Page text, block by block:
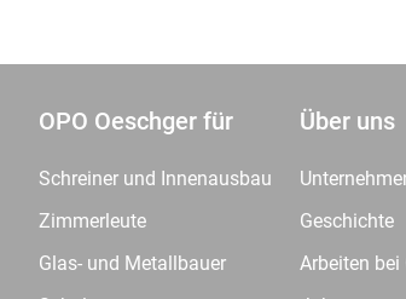
OPO Oeschger für
Schreiner und Innenausbau
Zimmerleute
Glas- und Metallbauer
Über uns
Geschichte
Arbeiten bei